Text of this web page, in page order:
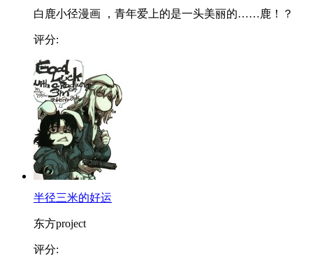
白鹿小径漫画 ，青年爱上的是一头美丽的……鹿！？
评分:
半径三米的好运
东方project
评分: